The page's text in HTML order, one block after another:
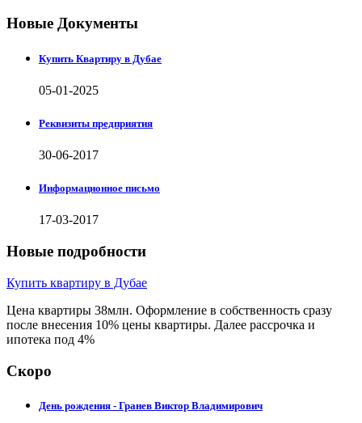
Новые Документы
Купить Квартиру в Дубае
05-01-2025
Реквизиты предприятия
30-06-2017
Информационное письмо
17-03-2017
Новые подробности
Купить квартиру в Дубае
Цена квартиры 38млн. Оформление в собственность сразу
после внесения 10% цены квартиры. Далее рассрочка и
ипотека под 4%
Скоро
День рождения - Гранев Виктор Владимирович